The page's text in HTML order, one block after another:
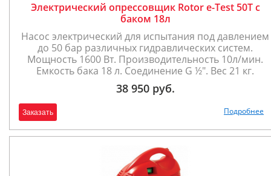
Электрический опрессовщик Rotor e-Test 50T с
баком 18л
Насос электрический для испытания под давлением
до 50 бар различных гидравлических систем.
Мощность 1600 Вт. Производительность 10л/мин.
Емкость бака 18 л. Соединение G ½". Вес 21 кг.
38 950 руб.
Заказать Подробнее